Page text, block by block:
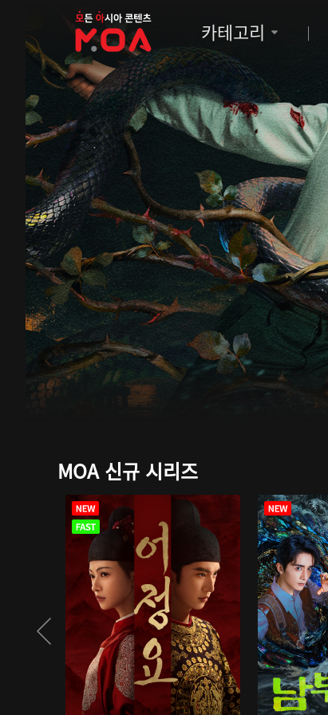
MOA
카테고리
MOA 신규 시리즈